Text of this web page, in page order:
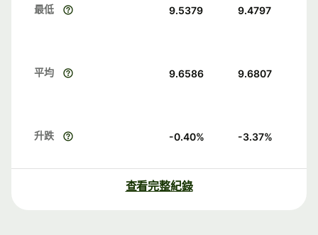
最低 9.5379 9.4797
平均 9.6586 9.6807
升跌 -0.40% -3.37%
查看完整紀錄